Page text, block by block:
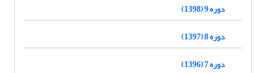
دوره 9 (1398)
دوره 8 (1397)
دوره 7 (1396)